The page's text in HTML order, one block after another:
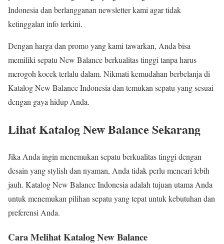
Indonesia dan berlangganan newsletter kami agar tidak
ketinggalan info terkini.
Dengan harga dan promo yang kami tawarkan, Anda bisa
memiliki sepatu New Balance berkualitas tinggi tanpa harus
merogoh kocek terlalu dalam. Nikmati kemudahan berbelanja di
Katalog New Balance Indonesia dan temukan sepatu yang sesuai
dengan gaya hidup Anda.
Lihat Katalog New Balance Sekarang
Jika Anda ingin menemukan sepatu berkualitas tinggi dengan
desain yang stylish dan nyaman, Anda tidak perlu mencari lebih
jauh. Katalog New Balance Indonesia adalah tujuan utama Anda
untuk menemukan pilihan sepatu yang tepat untuk kebutuhan dan
preferensi Anda.
Cara Melihat Katalog New Balance